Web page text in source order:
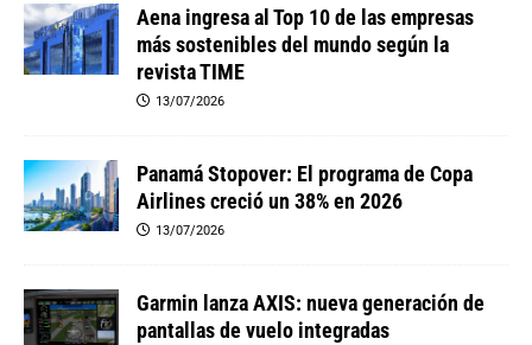
Aena ingresa al Top 10 de las empresas
más sostenibles del mundo según la
revista TIME
13/07/2026
Panamá Stopover: El programa de Copa
Airlines creció un 38% en 2026
13/07/2026
Garmin lanza AXIS: nueva generación de
pantallas de vuelo integradas